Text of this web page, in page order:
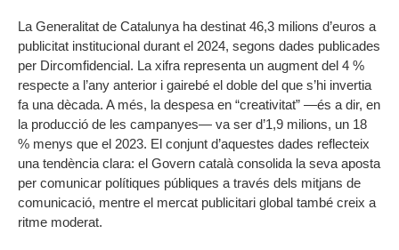
La Generalitat de Catalunya ha destinat 46,3 milions d’euros a
publicitat institucional durant el 2024, segons dades publicades
per Dircomfidencial. La xifra representa un augment del 4 %
respecte a l’any anterior i gairebé el doble del que s’hi invertia
fa una dècada. A més, la despesa en “creativitat” —és a dir, en
la producció de les campanyes— va ser d’1,9 milions, un 18
% menys que el 2023. El conjunt d’aquestes dades reflecteix
una tendència clara: el Govern català consolida la seva aposta
per comunicar polítiques públiques a través dels mitjans de
comunicació, mentre el mercat publicitari global també creix a
ritme moderat.